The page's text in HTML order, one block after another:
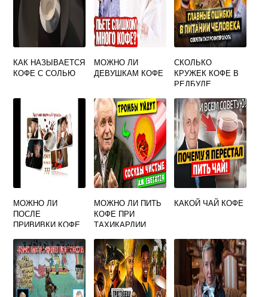
КАК НАЗЫВАЕТСЯ
КОФЕ С СОЛЬЮ
МОЖНО ЛИ
ДЕВУШКАМ КОФЕ
СКОЛЬКО
КРУЖЕК КОФЕ В
РЕДБУЛЕ
МОЖНО ЛИ
ПОСЛЕ
ПРИВИВКИ КОФЕ
МОЖНО ЛИ ПИТЬ
КОФЕ ПРИ
ТАХИКАРДИИ
КАКОЙ ЧАЙ КОФЕ